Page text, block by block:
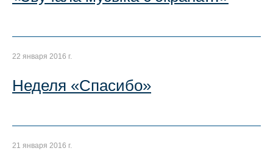
22 января 2016 г.
Неделя «Спасибо»
21 января 2016 г.